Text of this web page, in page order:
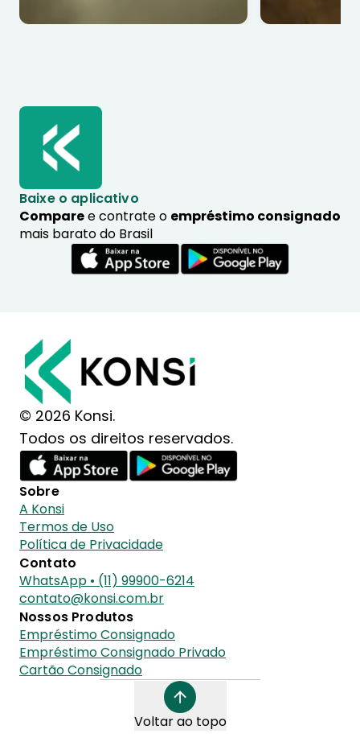
Baixe o aplicativo
Comparee contrate o empréstimo consignado
mais barato do Brasil
© 2026 Konsi.
Todos os direitos reservados.
Sobre
A Konsi
Termos de Uso
Política de Privacidade
Contato
WhatsApp • (11) 99900-6214
contato@konsi.com.br
Nossos Produtos
Empréstimo Consignado
Empréstimo Consignado Privado
Cartão Consignado
Voltar ao topo